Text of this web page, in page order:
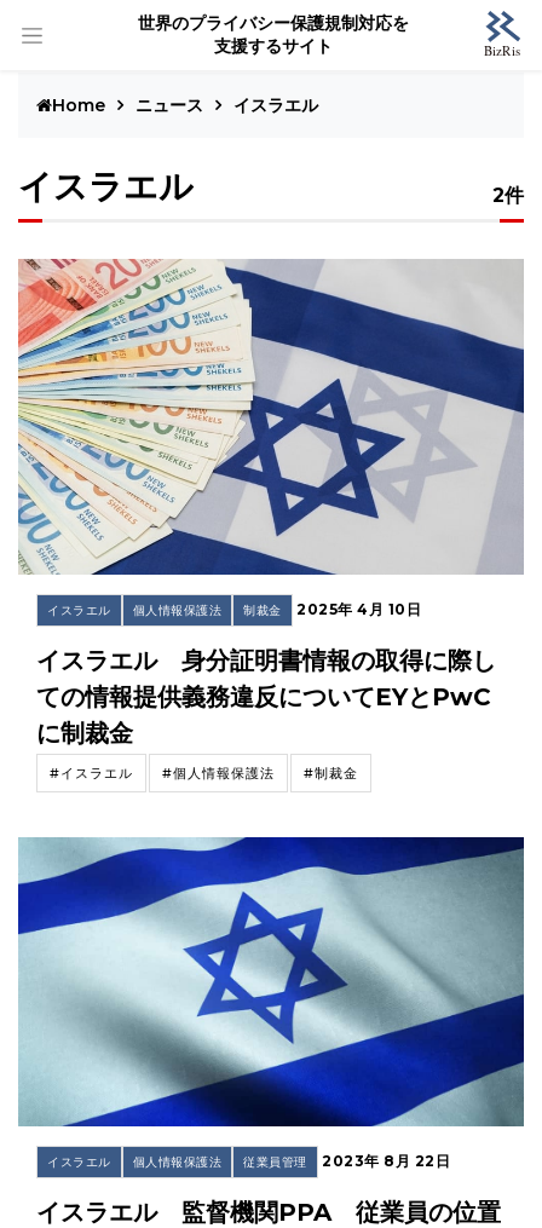
世界のプライバシー保護規制対応を
支援するサイト
Home ニュース イスラエル
イスラエル 2件
イスラエル 個人情報保護法 制裁金 2025年 4月 10日
イスラエル 身分証明書情報の取得に際し
ての情報提供義務違反についてEYとPwC
に制裁金
#イスラエル #個人情報保護法 #制裁金
イスラエル 個人情報保護法 従業員管理 2023年 8月 22日
イスラエル 監督機関PPA 従業員の位置